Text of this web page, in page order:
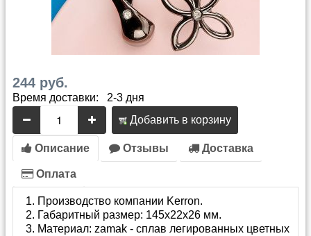
244 руб.
Время доставки: 2-3 дня
Добавить в корзину
Описание Отзывы Доставка
Оплата
Производство компании Kerron.
Габаритный размер: 145х22х26 мм.
Материал: zamak - сплав легированных цветных